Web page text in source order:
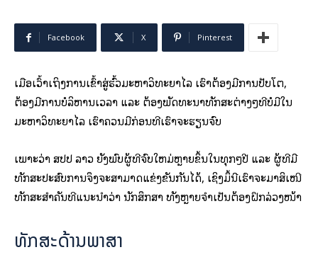
Facebook X Pinterest
ເມື່ອເວົ້າເຖິງການເຂົ້າສູ່ຮົ້ວມະຫາວິທະຍາໄລ ເຮົາຕ້ອງມີການປັບໂຕ,
ຕ້ອງມີການບໍລິຫານເວລາ ແລະ ຕ້ອງພັດທະນາທັກສະຕ່າງໆທີ່ບໍ່ມີໃນ
ມະຫາວິທະຍາໄລ ເຮົາຄວນມີກ່ອນທີ່ເຮົາຈະຮຽນຈົບ
ເພາະວ່າ ສປປ ລາວ ຍັງພົບຜູ້ທີ່ຈົບໃຫມ່ຫຼາຍຂຶ້ນໃນທຸກໆປີ ແລະ ຜູ້ທີ່ມີ
ທັກສະປະສົບການຈຶ່ງຈະສາມາດແຂ່ງຂັນກັນໄດ້, ເຊິ່ງມຶ້ນີເຮົາຈະມາສິເໜີ
ທັກສະສຳຄັນທີ່ແນະນຳວ່າ ນັກສຶກສາ ທັງຫຼາຍຈຳເປັນຕ້ອງຝຶກລ່ວງໜ້າ
ທັກສະດ້ານພາສາ